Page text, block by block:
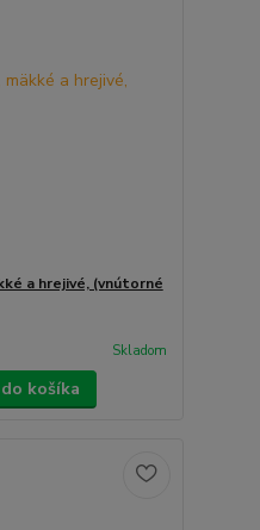
a hrejivé, (vnútorné
Skladom
košíka